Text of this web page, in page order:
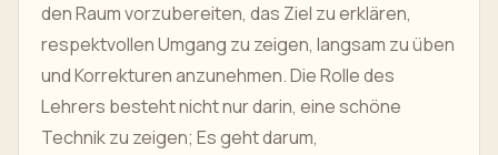
den Raum vorzubereiten, das Ziel zu erklären,
respektvollen Umgang zu zeigen, langsam zu üben
und Korrekturen anzunehmen. Die Rolle des
Lehrers besteht nicht nur darin, eine schöne
Technik zu zeigen; Es geht darum,